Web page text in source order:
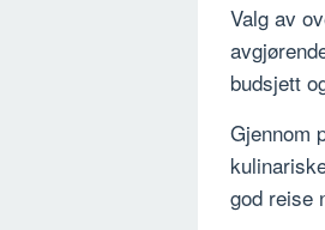
Valg av
budsjett
Gjennom
god reise